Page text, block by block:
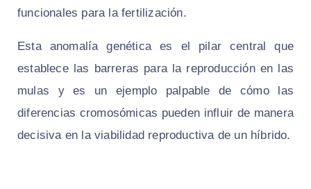
funcionales para la fertilización.
Esta anomalía genética es el pilar central que
establece las barreras para la reproducción en las
mulas y es un ejemplo palpable de cómo las
diferencias cromosómicas pueden influir de manera
decisiva en la viabilidad reproductiva de un híbrido.